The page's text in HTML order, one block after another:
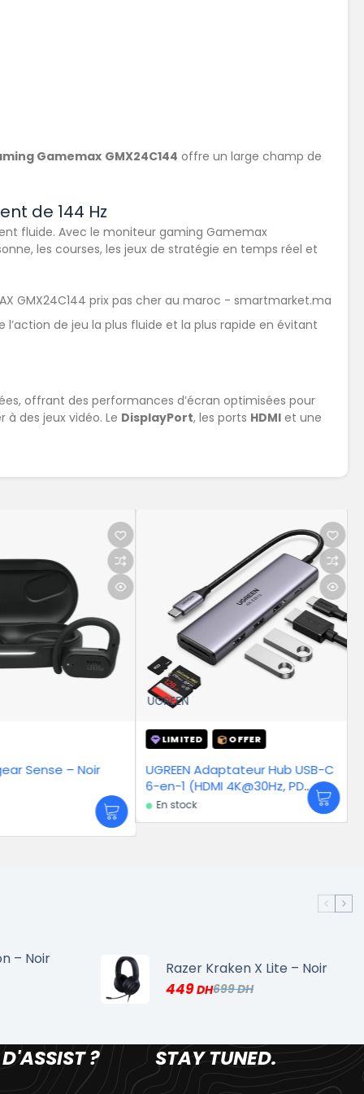
Gamemax GMX24C144 offre un large champ de
de 144 Hz
fluide. Avec le moniteur gaming Gamemax
les courses, les jeux de stratégie en temps réel et
de jeu la plus fluide et la plus rapide en évitant
offrant des performances d’écran optimisées pour
des jeux vidéo. Le DisplayPort, les ports HDMI et une
UGREEN Adaptateur Hub USB-C
6-en-1 (HDMI 4K@30Hz, PD
LIMITED
UGREEN
5.0 pour TV
Récepteur 2 en 1
Jack AUX
699
449
? STAY TUNED.